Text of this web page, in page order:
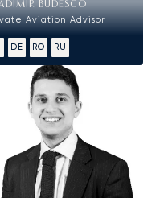
BUDESCO
Aviation Advisor
DE RO RU
НАМ